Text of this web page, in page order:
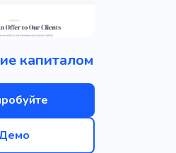
капиталом